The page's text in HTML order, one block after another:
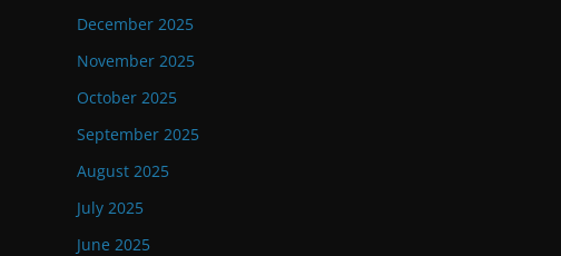
December 2025
November 2025
October 2025
September 2025
August 2025
July 2025
June 2025